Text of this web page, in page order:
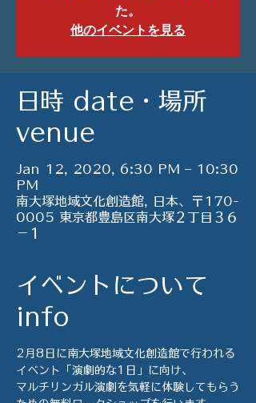
た。
他のイベントを見る
日時 date・場所
venue
Jan 12, 2020, 6:30 PM – 10:30
PM
南大塚地域文化創造館, 日本、〒170-
0005 東京都豊島区南大塚２丁目３６
−１
イベントについて
info
2月8日に南大塚地域文化創造館で行われる
イベント「演劇的な1日」に向け、
マルチリンガル演劇を気軽に体験してもらう